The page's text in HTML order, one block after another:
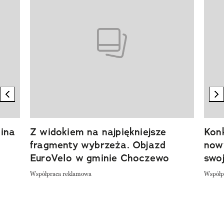
previous element
Z widokiem na najpiękniejsze
fragmenty wybrzeża. Objazd
EuroVelo w gminie Choczewo
Współpraca reklamowa